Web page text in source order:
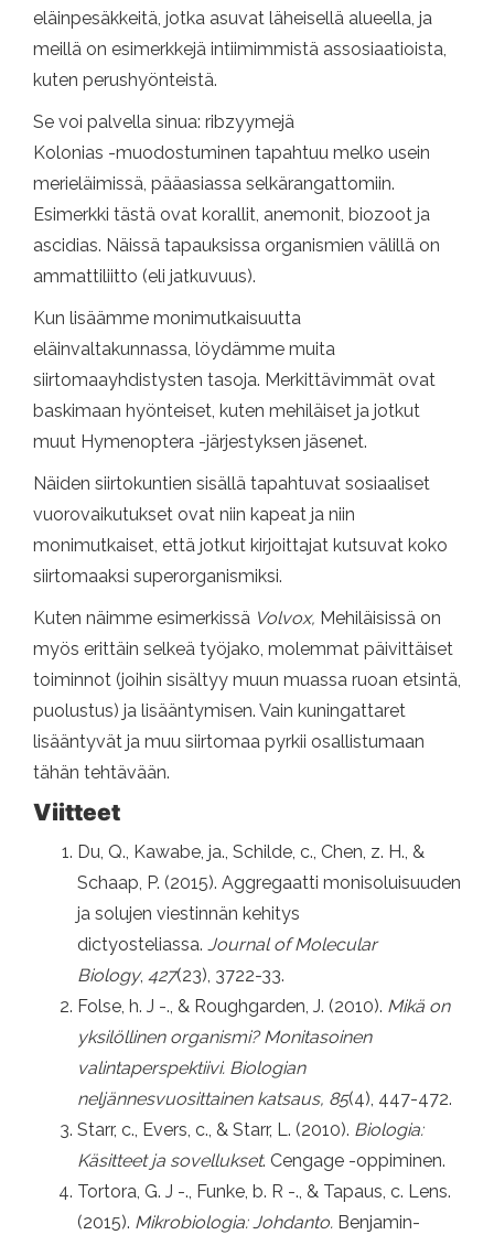
eläinpesäkkeitä, jotka asuvat läheisellä alueella, ja
meillä on esimerkkejä intiimimmistä assosiaatioista,
kuten perushyönteistä.
Se voi palvella sinua: ribzyymejä
Kolonias -muodostuminen tapahtuu melko usein
merieläimissä, pääasiassa selkärangattomiin.
Esimerkki tästä ovat korallit, anemonit, biozoot ja
ascidias. Näissä tapauksissa organismien välillä on
ammattiliitto (eli jatkuvuus).
Kun lisäämme monimutkaisuutta
eläinvaltakunnassa, löydämme muita
siirtomaayhdistysten tasoja. Merkittävimmät ovat
baskimaan hyönteiset, kuten mehiläiset ja jotkut
muut Hymenoptera -järjestyksen jäsenet.
Näiden siirtokuntien sisällä tapahtuvat sosiaaliset
vuorovaikutukset ovat niin kapeat ja niin
monimutkaiset, että jotkut kirjoittajat kutsuvat koko
siirtomaaksi superorganismiksi.
Kuten näimme esimerkissä Volvox, Mehiläisissä on
myös erittäin selkeä työjako, molemmat päivittäiset
toiminnot (joihin sisältyy muun muassa ruoan etsintä,
puolustus) ja lisääntymisen. Vain kuningattaret
lisääntyvät ja muu siirtomaa pyrkii osallistumaan
tähän tehtävään.
Viitteet
Du, Q., Kawabe, ja., Schilde, c., Chen, z. H., &
Schaap, P. (2015). Aggregaatti monisoluisuuden
ja solujen viestinnän kehitys
dictyosteliassa. Journal of Molecular
Biology, 427(23), 3722-33.
Folse, h. J -., & Roughgarden, J. (2010). Mikä on
yksilöllinen organismi?Monitasoinen
valintaperspektiivi. Biologian
neljännesvuosittainen katsaus, 85(4), 447-472.
Starr, c., Evers, c., & Starr, L. (2010). Biologia:
Käsitteet ja sovellukset. Cengage -oppiminen.
Tortora, G. J -., Funke, b. R -., & Tapaus, c. Lens.
(2015). Mikrobiologia: Johdanto. Benjamin-